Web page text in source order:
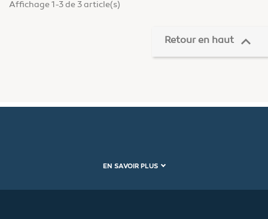
Affichage 1-3 de 3 article(s)
Retour en haut 
EN SAVOIR PLUS